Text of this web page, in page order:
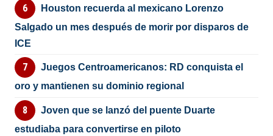
Houston recuerda al mexicano Lorenzo
Salgado un mes después de morir por disparos de
ICE
Juegos Centroamericanos: RD conquista el
oro y mantienen su dominio regional
Joven que se lanzó del puente Duarte
estudiaba para convertirse en piloto